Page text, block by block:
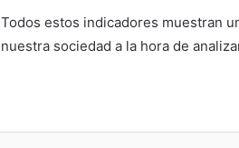
Todos estos indicadores muestran
nuestra sociedad a la hora de